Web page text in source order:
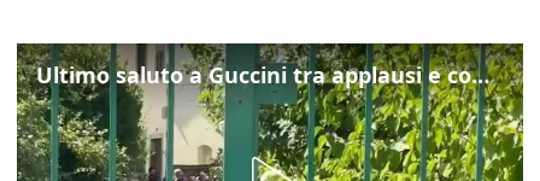
Ultimo saluto a Guccini tra applausi e commozione a Pavana